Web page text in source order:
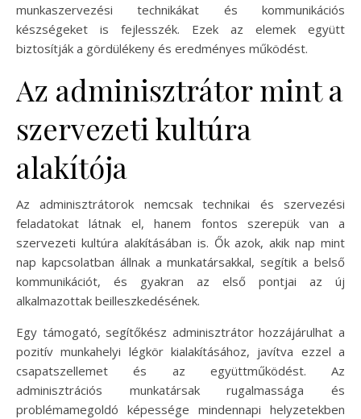
munkaszervezési technikákat és kommunikációs
készségeket is fejlesszék. Ezek az elemek együtt
biztosítják a gördülékeny és eredményes működést.
Az adminisztrátor mint a
szervezeti kultúra
alakítója
Az adminisztrátorok nemcsak technikai és szervezési
feladatokat látnak el, hanem fontos szerepük van a
szervezeti kultúra alakításában is. Ők azok, akik nap mint
nap kapcsolatban állnak a munkatársakkal, segítik a belső
kommunikációt, és gyakran az első pontjai az új
alkalmazottak beilleszkedésének.
Egy támogató, segítőkész adminisztrátor hozzájárulhat a
pozitív munkahelyi légkör kialakításához, javítva ezzel a
csapatszellemet és az együttműködést. Az
adminisztrációs munkatársak rugalmassága és
problémamegoldó képessége mindennapi helyzetekben